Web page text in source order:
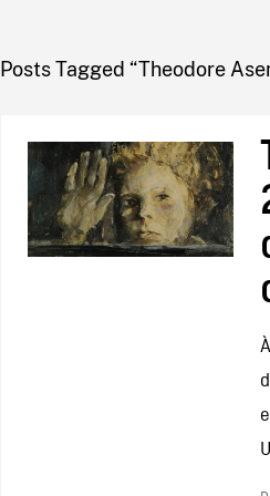
LIRE
Posts Tagged “Theodore